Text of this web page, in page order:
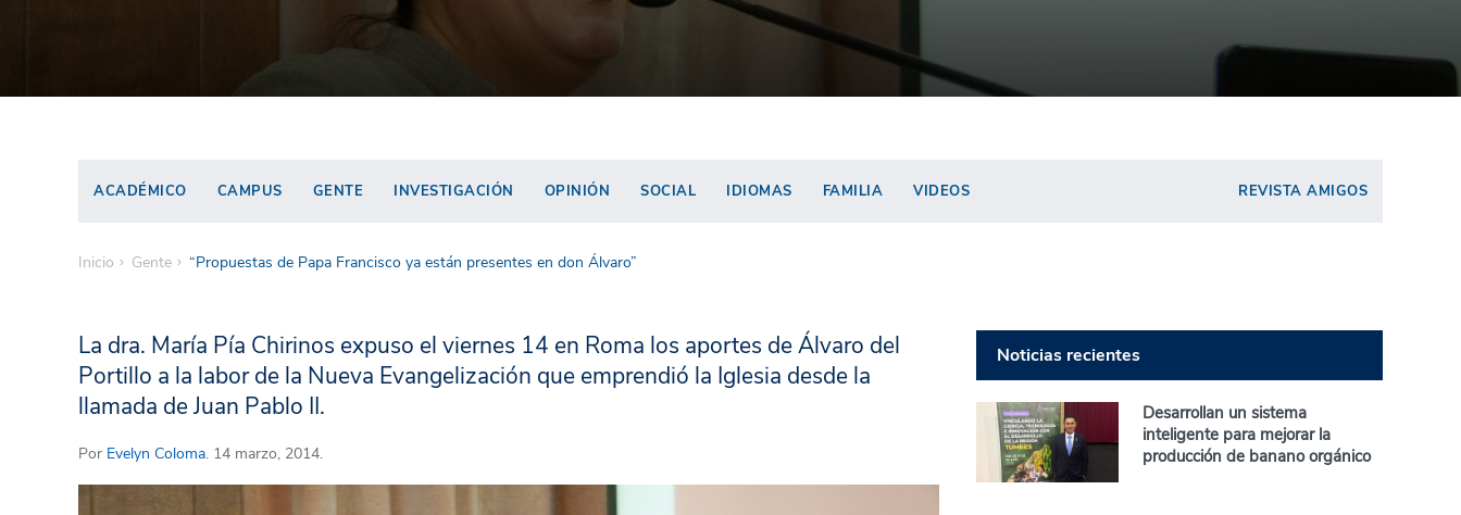
ACADÉMICO CAMPUS GENTE INVESTIGACIÓN OPINIÓN SOCIAL IDIOMAS FAMILIA VIDEOS REVISTA AMIGOS
Inicio Gente “Propuestas de Papa Francisco ya están presentes en don Álvaro”
La dra. María Pía Chirinos expuso el viernes 14 en Roma los aportes de Álvaro del
Portillo a la labor de la Nueva Evangelización que emprendió la Iglesia desde la
llamada de Juan Pablo II.
Por Evelyn Coloma. 14 marzo, 2014.
Noticias recientes
Desarrollan un sistema
inteligente para mejorar la
producción de banano orgánico